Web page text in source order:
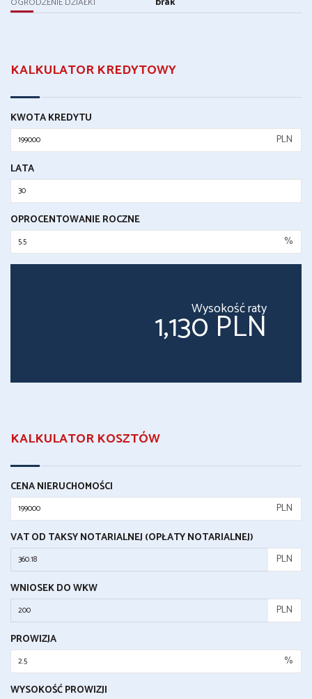
KALKULATOR KREDYTOWY
KWOTA KREDYTU
PLN
LATA
OPROCENTOWANIE ROCZNE
%
Wysokość raty
1,130 PLN
KALKULATOR KOSZTÓW
CENA NIERUCHOMOŚCI
PLN
VAT OD TAKSY NOTARIALNEJ (OPŁATY NOTARIALNEJ)
PLN
WNIOSEK DO WKW
PLN
PROWIZJA
%
WYSOKOŚĆ PROWIZJI